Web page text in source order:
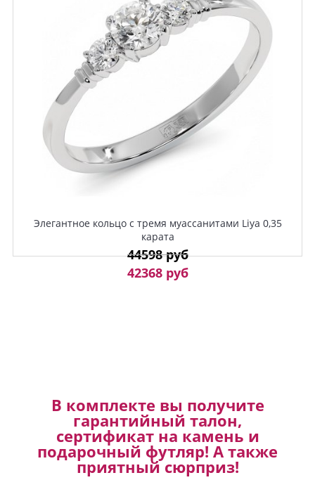
Элегантное кольцо с тремя муассанитами Liya 0,35
карата
44598 руб
42368 руб
В комплекте вы получите
гарантийный талон,
сертификат на камень и
подарочный футляр! А также
приятный сюрприз!